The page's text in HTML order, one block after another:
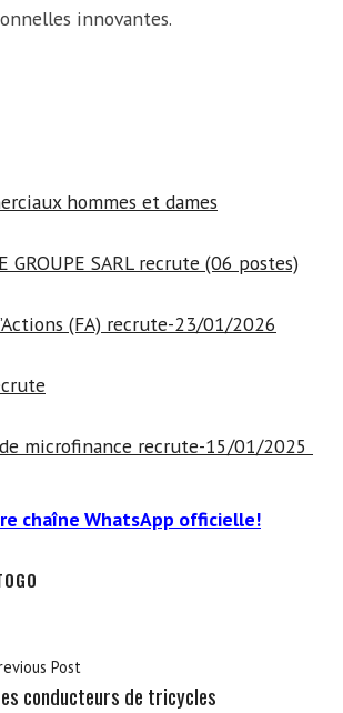
innovantes.
hommes et dames
GROUPE SARL recrute (06 postes)
(FA) recrute-23/01/2026
microfinance recrute-15/01/2025
chaîne WhatsApp officielle!
Post
conducteurs de tricycles